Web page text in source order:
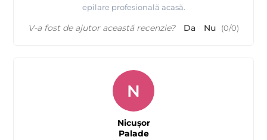
epilare profesională acasă.
V-a fost de ajutor această recenzie? Da Nu (0/0)
N
Nicușor
Palade